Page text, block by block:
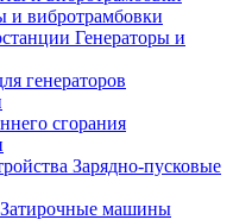
и вибротрамбовки
Генераторы и
генераторов
сгорания
Зарядно-пусковые
Затирочные машины